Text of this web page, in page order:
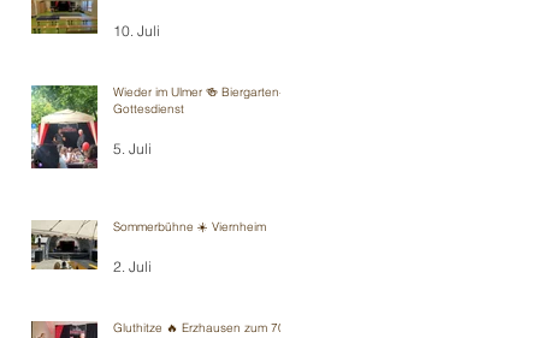
10. Juli
Wieder im Ulmer 🍻 Biergarten-
Gottesdienst
5. Juli
Sommerbühne ☀️ Viernheim
2. Juli
Gluthitze 🔥 Erzhausen zum 70.